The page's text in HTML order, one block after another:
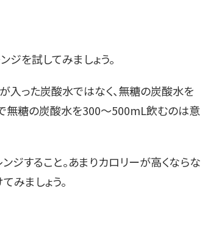
ジを試してみましょう。
入った炭酸水ではなく、無糖の炭酸水を
無糖の炭酸水を300～500mL飲むのは意
ジすること。あまりカロリーが高くならな
みましょう。